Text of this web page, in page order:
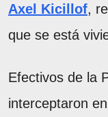
Axel Kicillof,
que se está
Efectivos de la
interceptaron